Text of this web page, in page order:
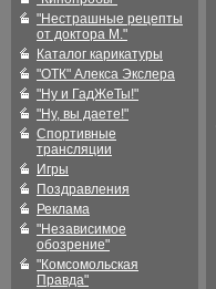
"Нестрашные рецепты
от доктора М."
Каталог карикатуры
"ОТК" Алекса Экслера
"Ну и ГадЖеТы!"
"Ну, вы даете!"
Спортивные
трансляции
Игры
Поздравления
Реклама
"Независимое
обозрение"
"Комсомольская
Правда"